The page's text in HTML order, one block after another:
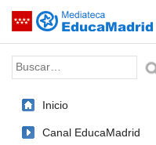
Saltar navegación
Palabra o frase:
Inicio
Canal EducaMadrid